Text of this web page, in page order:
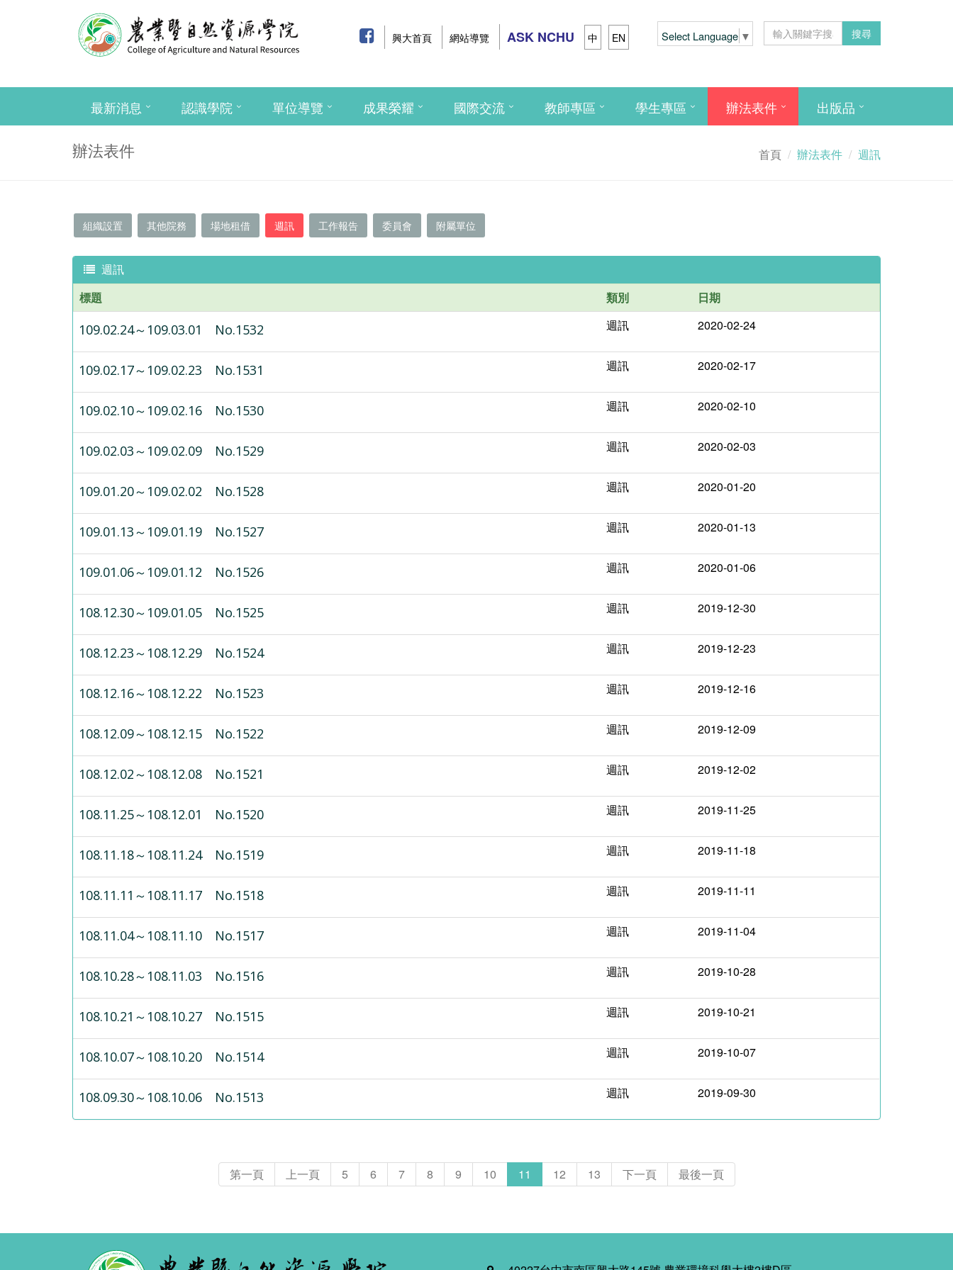
興大首頁 網站導覽 ASK NCHU 中 EN Select Language ▼ 搜尋
最新消息 認識學院 單位導覽 成果榮耀 國際交流 教師專區 學生專區 辦法表件 出版品
辦法表件 首頁 辦法表件 週訊
組織設置 其他院務 場地租借 週訊 工作報告 委員會 附屬單位
週訊
標題 類別 日期
109.02.24～109.03.01 No.1532 週訊 2020-02-24
109.02.17～109.02.23 No.1531 週訊 2020-02-17
109.02.10～109.02.16 No.1530 週訊 2020-02-10
109.02.03～109.02.09 No.1529 週訊 2020-02-03
109.01.20～109.02.02 No.1528 週訊 2020-01-20
109.01.13～109.01.19 No.1527 週訊 2020-01-13
109.01.06～109.01.12 No.1526 週訊 2020-01-06
108.12.30～109.01.05 No.1525 週訊 2019-12-30
108.12.23～108.12.29 No.1524 週訊 2019-12-23
108.12.16～108.12.22 No.1523 週訊 2019-12-16
108.12.09～108.12.15 No.1522 週訊 2019-12-09
108.12.02～108.12.08 No.1521 週訊 2019-12-02
108.11.25～108.12.01 No.1520 週訊 2019-11-25
108.11.18～108.11.24 No.1519 週訊 2019-11-18
108.11.11～108.11.17 No.1518 週訊 2019-11-11
108.11.04～108.11.10 No.1517 週訊 2019-11-04
108.10.28～108.11.03 No.1516 週訊 2019-10-28
108.10.21～108.10.27 No.1515 週訊 2019-10-21
108.10.07～108.10.20 No.1514 週訊 2019-10-07
108.09.30～108.10.06 No.1513 週訊 2019-09-30
第一頁 上一頁 5 6 7 8 9 10 11 12 13 下一頁 最後一頁